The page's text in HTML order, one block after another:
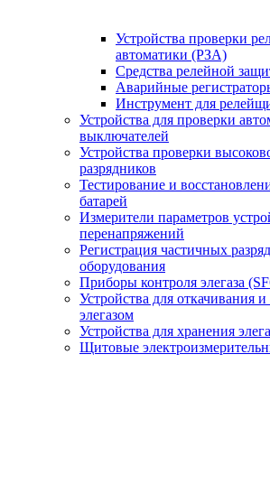
Устройства проверки
автоматики (РЗА)
Средства релейной
Аварийные
Инструмент для
Устройства для проверки
выключателей
Устройства проверки
разрядников
Тестирование и
батарей
Измерители параметров
перенапряжений
Регистрация частичных
оборудования
Приборы контроля элегаза
Устройства для откачивания
элегазом
Устройства для хранения
Щитовые